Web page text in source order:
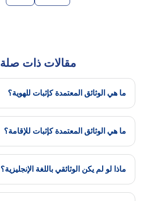
مقالات ذات صلة
ما هي الوثائق المعتمدة كإثبات للهوية؟
ما هي الوثائق المعتمدة كإثبات للإقامة؟
ماذا لو لم يكن الوثائقي باللغة الإنجليزية؟